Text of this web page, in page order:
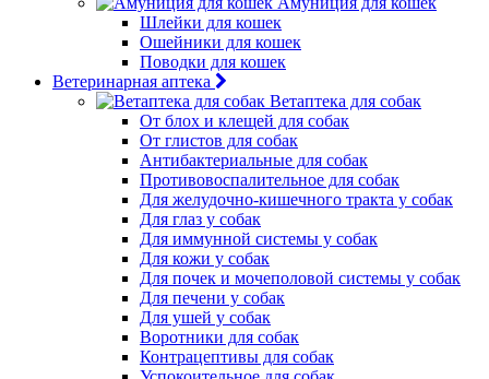
Шлейки для кошек
Ошейники для кошек
Поводки для кошек
Ветеринарная аптека
Ветаптека для собак
От блох и клещей для собак
От глистов для собак
Антибактериальные для собак
Противовоспалительное для собак
Для желудочно-кишечного тракта у собак
Для глаз у собак
Для иммунной системы у собак
Для кожи у собак
Для почек и мочеполовой системы у собак
Для печени у собак
Для ушей у собак
Воротники для собак
Контрацептивы для собак